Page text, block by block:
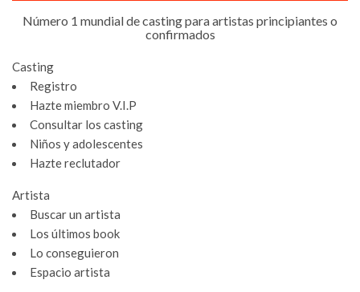
Número 1 mundial de casting para artistas principiantes o
confirmados
Casting
Registro
Hazte miembro V.I.P
Consultar los casting
Niños y adolescentes
Hazte reclutador
Artista
Buscar un artista
Los últimos book
Lo conseguieron
Espacio artista